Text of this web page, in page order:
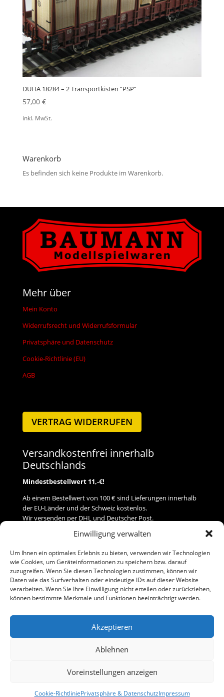
Einwilligung verwalten
Um Ihnen ein optimales Erlebnis zu bieten, verwenden wir Technologien
wie Cookies, um Geräteinformationen zu speichern bzw. darauf
zuzugreifen. Wenn Sie diesen Technologien zustimmen, können wir
Daten wie das Surfverhalten oder eindeutige IDs auf dieser Website
verarbeiten. Wenn Sie Ihre Einwilligung nicht erteilen oder zurückziehen,
können bestimmte Merkmale und Funktionen beeinträchtigt werden.
Akzeptieren
Ablehnen
Voreinstellungen anzeigen
Cookie-RichtliniePrivatsphäre & DatenschutzImpressum
DUHA 18284 – 2 Transportkisten ”PSP”
57,00 €
inkl. MwSt.
Warenkorb
Es befinden sich keine Produkte im Warenkorb.
Mehr über
Mein Konto
Widerrufsrecht und Widerrufsformular
Privatsphäre und Datenschutz
Cookie-Richtlinie (EU)
AGB
VERTRAG WIDERRUFEN
Versandkostenfrei innerhalb
Deutschlands
Mindestbestellwert 11,-€!
Ab einem Bestellwert von 100 € sind Lieferungen innerhalb
der EU-Länder und der Schweiz kostenlos.
Wir versenden per DHL und Deutscher Post.
Versand
Zahlung
Baumann Modellspielwaren
Telefon (0 91 61) 33 84
Impressum